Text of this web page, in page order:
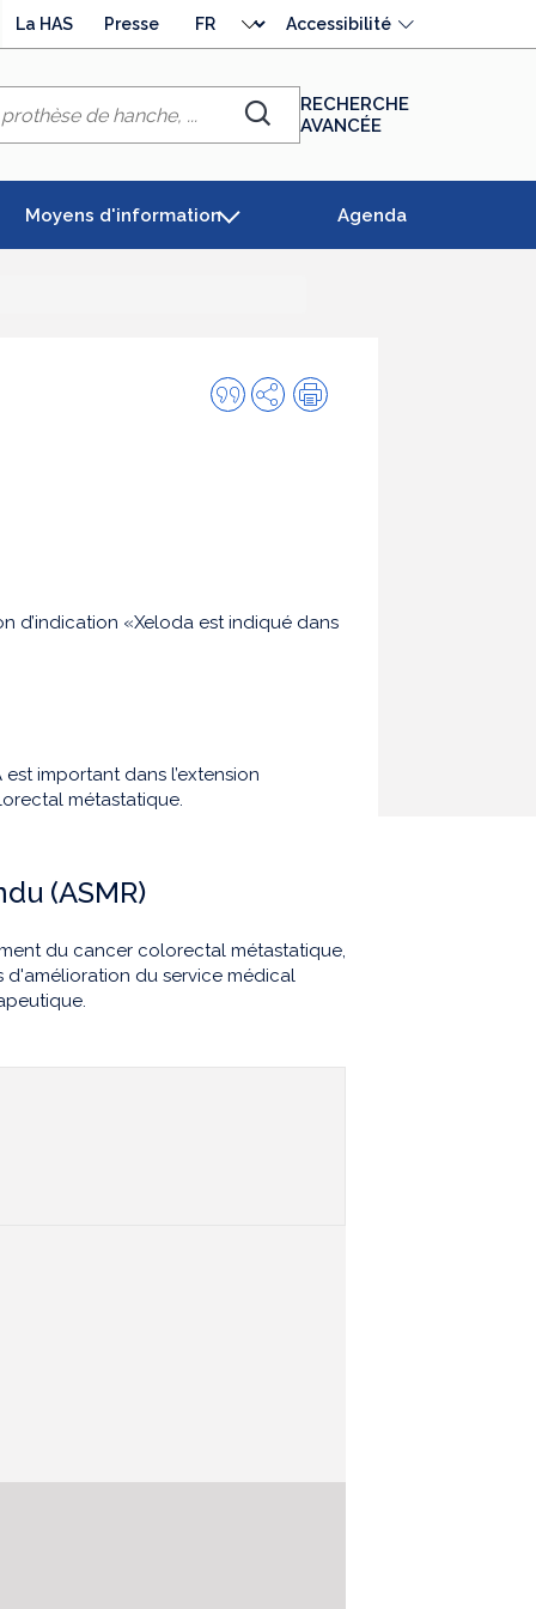
La HAS Presse
langue
Accessibilité
Chercher
RECHERCHE
AVANCÉE
Moyens d'information Agenda
Citer
cette
PartagerImpression
d’indication «Xeloda est indiqué dans
important dans l’extension
métastatique.
(ASMR)
du cancer colorectal métastatique,
d'amélioration du service médical